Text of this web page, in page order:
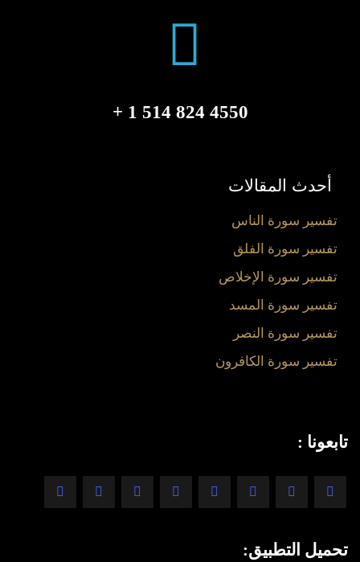
4550 824 514 1 +
أحدث المقالات
تفسير سورة الناس
تفسير سورة الفلق
تفسير سورة الإخلاص
تفسير سورة المسد
تفسير سورة النصر
تفسير سورة الكافرون
تابعونا :
تحميل التطبيق: